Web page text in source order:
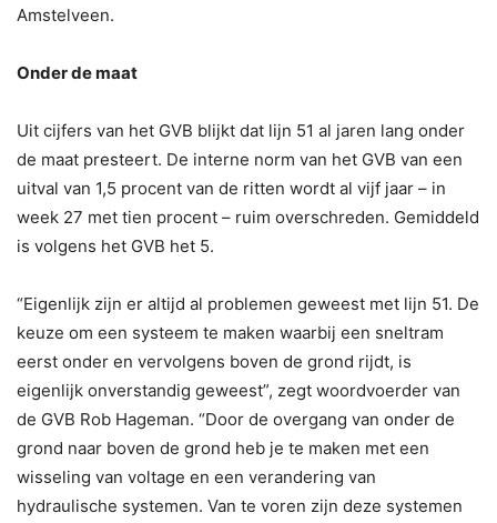
Amstelveen.
Onder de maat
Uit cijfers van het GVB blijkt dat lijn 51 al jaren lang onder
de maat presteert. De interne norm van het GVB van een
uitval van 1,5 procent van de ritten wordt al vijf jaar – in
week 27 met tien procent – ruim overschreden. Gemiddeld
is volgens het GVB het 5.
“Eigenlijk zijn er altijd al problemen geweest met lijn 51. De
keuze om een systeem te maken waarbij een sneltram
eerst onder en vervolgens boven de grond rijdt, is
eigenlijk onverstandig geweest”, zegt woordvoerder van
de GVB Rob Hageman. “Door de overgang van onder de
grond naar boven de grond heb je te maken met een
wisseling van voltage en een verandering van
hydraulische systemen. Van te voren zijn deze systemen